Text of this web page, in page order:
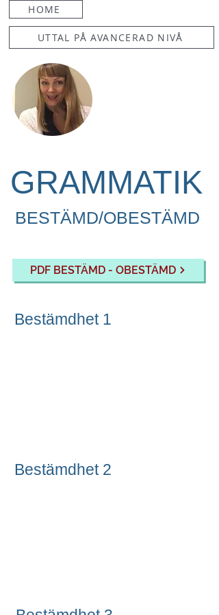
HOME
UTTAL PÅ AVANCERAD NIVÅ
GRAMMATIK
BESTÄMD/OBESTÄMD
PDF BESTÄMD - OBESTÄMD
Bestämdhet 1
Bestämdhet 2